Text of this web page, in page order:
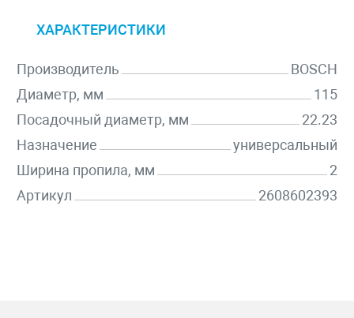
ХАРАКТЕРИСТИКИ
Производитель
BOSCH
Диаметр, мм
115
Посадочный диаметр, мм
22.23
Назначение
универсальный
Ширина пропила, мм
2
Артикул
2608602393